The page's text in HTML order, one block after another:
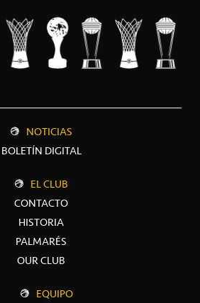
NOTICIAS
BOLETÍN DIGITAL
EL CLUB
CONTACTO
HISTORIA
PALMARÉS
OUR CLUB
EQUIPO